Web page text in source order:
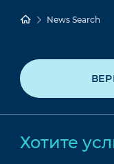
News Search
Хотите